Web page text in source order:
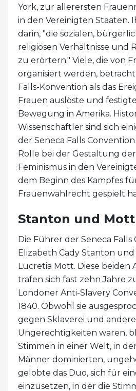
York, zur allerersten
in den Vereinigten Staaten.
darin, "die sozialen,
religiösen Verhältnisse und
zu erörtern." Viele, die von
organisiert werden,
Falls-Konvention als das
Frauen auslöste und
Bewegung in Amerika.
Wissenschaftler sind sich
der Seneca Falls
Rolle bei der Gestaltung
Feminismus in den
dem Beginn des Kampfes
Frauenwahlrecht gespielt
Stanton und Mott
Die Führer der Seneca
Elizabeth Cady Stanton
Lucretia Mott. Diese beiden
trafen sich fast zehn Jahre
Londoner Anti-Slavery
1840. Obwohl sie
gegen Sklaverei und andere
Ungerechtigkeiten waren,
Stimmen in einer Welt, in
Männer dominierten,
gelobte das Duo, sich für
einzusetzen, in der die